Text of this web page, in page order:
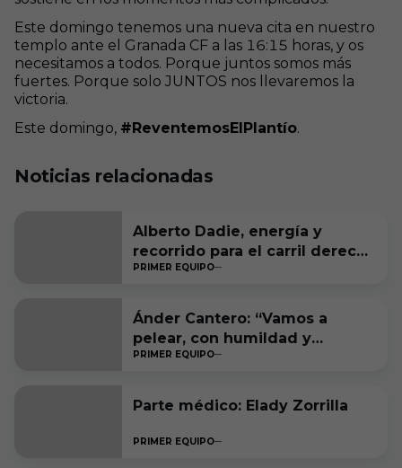
Este domingo tenemos una nueva cita en nuestro
templo ante el Granada CF a las 16:15 horas, y os
necesitamos a todos. Porque juntos somos más
fuertes. Porque solo JUNTOS nos llevaremos la
victoria.
Este domingo, #ReventemosElPlantío.
Noticias relacionadas
Alberto Dadie, energía y
recorrido para el carril derecho
blanquinegro
PRIMER EQUIPO
Ánder Cantero: “Vamos a
pelear, con humildad y
ambición, por estar entre los
temporada”
PRIMER EQUIPO
Parte médico: Elady Zorrilla
PRIMER EQUIPO